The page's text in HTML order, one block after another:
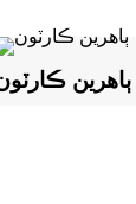
ٻاهرين